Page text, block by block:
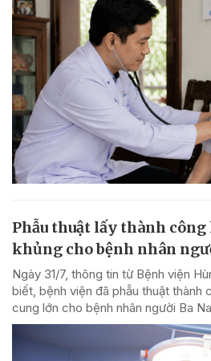
Phẫu thuật lấy thành
khủng cho bệnh nhân
Ngày 31/7, thông tin từ Bệnh viện
biết, bệnh viện đã phẫu thuật thành
cung lớn cho bệnh nhân người Ba